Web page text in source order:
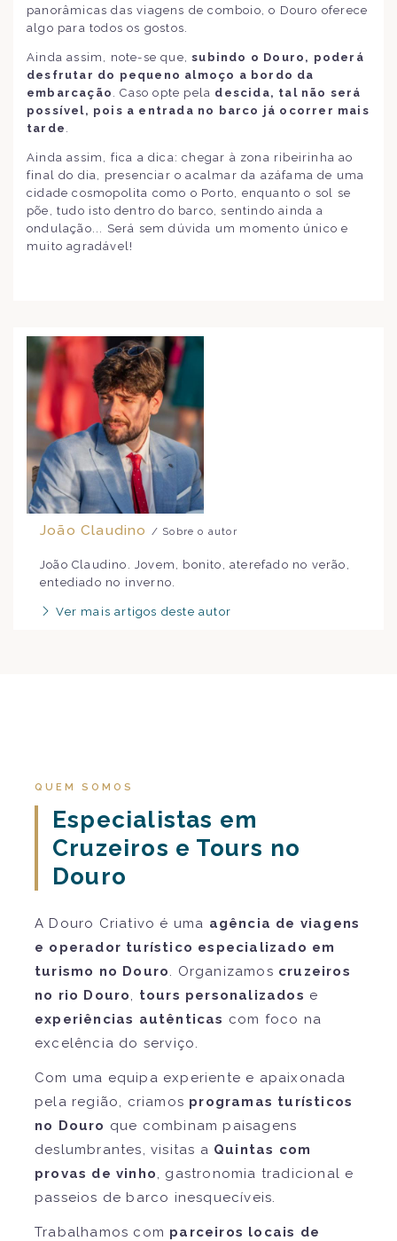
panorâmicas das viagens de comboio, o Douro oferece
algo para todos os gostos.
Ainda assim, note-se que,subindo o Douro, poderá
desfrutar do pequeno almoço a bordo da
embarcação
. Caso opte pela descida, tal não será
possível, pois a entrada no barco já ocorrer mais
tarde
Ainda assim, fica a dica: chegar à zona ribeirinha ao
final do dia, presenciar o acalmar da azáfama de uma
cidade cosmopolita como o Porto, enquanto o sol se
põe, tudo isto dentro do barco, sentindo ainda a
ondulação... Será sem dúvida um momento único e
muito agradável!
João Claudino / Sobre o autor
João Claudino. Jovem, bonito, aterefado no verão,
entediado no inverno.
Ver mais artigos deste autor
QUEM SOMOS
Especialistas em
Cruzeiros e Tours no
Douro
A Douro Criativo é uma agência de viagens
e operador turístico especializado em
turismo no Douro
. Organizamos cruzeiros
no rio Douro
tours personalizados e
experiências autênticas com foco na
excelência do serviço.
Com uma equipa experiente e apaixonada
pela região, criamos programas turísticos
no Douro que combinam paisagens
deslumbrantes, visitas a Quintas com
provas de vinho
, gastronomia tradicional e
passeios de barco inesquecíveis.
Trabalhamos com parceiros locais de